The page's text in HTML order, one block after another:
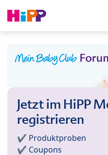
Jetzt im HiPP
registrieren
✔️ Produktproben
✔️ Coupons